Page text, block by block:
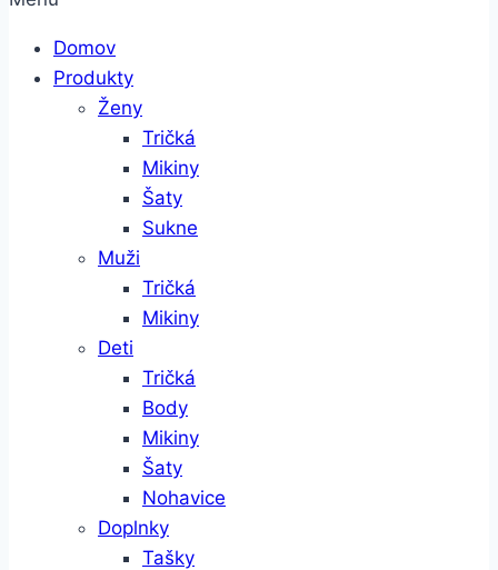
Domov
Produkty
Ženy
Tričká
Mikiny
Šaty
Sukne
Muži
Tričká
Mikiny
Deti
Tričká
Body
Mikiny
Šaty
Nohavice
Doplnky
Tašky